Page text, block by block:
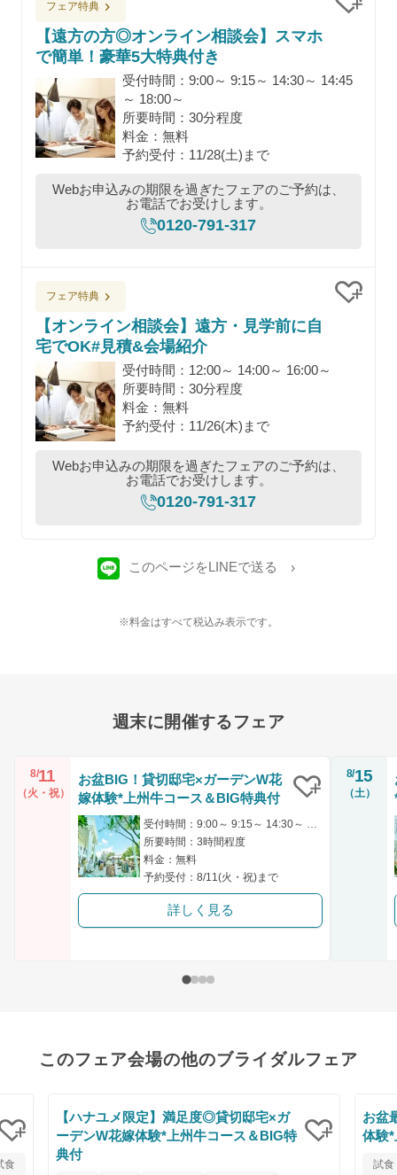
フェア特典
【遠方の方◎オンライン相談会】スマホ
で簡単！豪華5大特典付き
受付時間：9:00～ 9:15～ 14:30～ 14:45
～ 18:00～
所要時間：30分程度
料金：無料
予約受付：11/28(土)まで
Webお申込みの期限を過ぎたフェアのご予約は、
お電話でお受けします。
0120-791-317
フェア特典
【オンライン相談会】遠方・見学前に自
宅でOK#見積&会場紹介
受付時間：12:00～ 14:00～ 16:00～
所要時間：30分程度
料金：無料
予約受付：11/26(木)まで
Webお申込みの期限を過ぎたフェアのご予約は、
お電話でお受けします。
0120-791-317
このページをLINEで送る
※料金はすべて税込み表示です。
週末に開催するフェア
8/11
（火・祝）
お盆BIG！貸切邸宅×ガーデンW花
嫁体験*上州牛コース＆BIG特典付
所要時間：3時間程度
料金：無料
予約受付：8/11(火・祝)まで
詳しく見る
8/15
（土）
このフェア会場の他のブライダルフェア
クリップ
食
【ハナユメ限定】満足度◎貸切邸宅×ガ
ーデンW花嫁体験*上州牛コース＆BIG特
典付
お盆
体験*
試食